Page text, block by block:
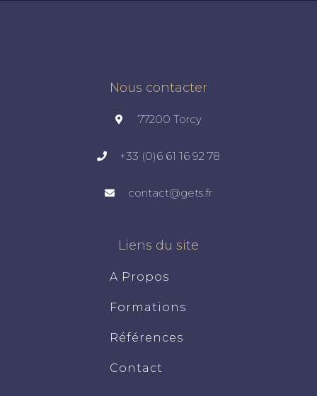
Nous contacter
77200 Torcy
+33 (0)6 61 16 92 78
contact@gets.fr
Liens du site
A Propos
Formations
Références
Contact